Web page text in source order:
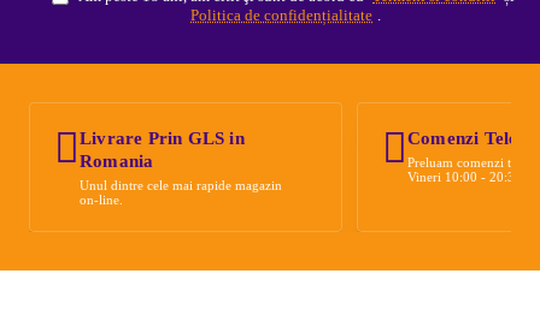
Politica de confidențialitate
Livrare Prin GLS in
Romania
Unul dintre cele mai rapide magazin
on-line.
Comenzi
Preluam comenzi
Vineri 10:00 - 20:30